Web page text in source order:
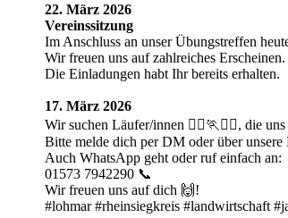
22. März 2026
Vereinssitzung
Im Anschluss an unser Übungstreffen
Wir freuen uns auf zahlreiches Erscheinen.
Die Einladungen habt Ihr bereits erhalten.
17. März 2026
Wir suchen Läufer/innen 🏃‍♀️🏃🏃‍♂️, die
Bitte melde dich per DM oder über unsere
Auch WhatsApp geht oder ruf einfach an:
01573 7942290 📞
Wir freuen uns auf dich 🙌!
#lohmar #rheinsiegkreis #landwirtschaft